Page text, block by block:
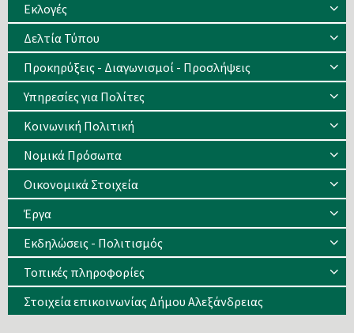
Eκλογές
Δελτία Τύπου
Προκηρύξεις - Διαγωνισμοί - Προσλήψεις
Υπηρεσίες για Πολίτες
Κοινωνική Πολιτική
Νομικά Πρόσωπα
Οικονομικά Στοιχεία
Έργα
Εκδηλώσεις - Πολιτισμός
Τοπικές πληροφορίες
Στοιχεία επικοινωνίας Δήμου Αλεξάνδρειας